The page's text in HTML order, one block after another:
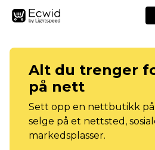
Alt du trenger
på nett
Sett opp en nettbutikk
selge på et nettsted,
markedsplasser.